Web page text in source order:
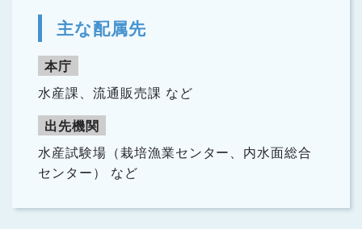
主な配属先
本庁
水産課、流通販売課 など
出先機関
水産試験場（栽培漁業センター、内水面総合
センター） など